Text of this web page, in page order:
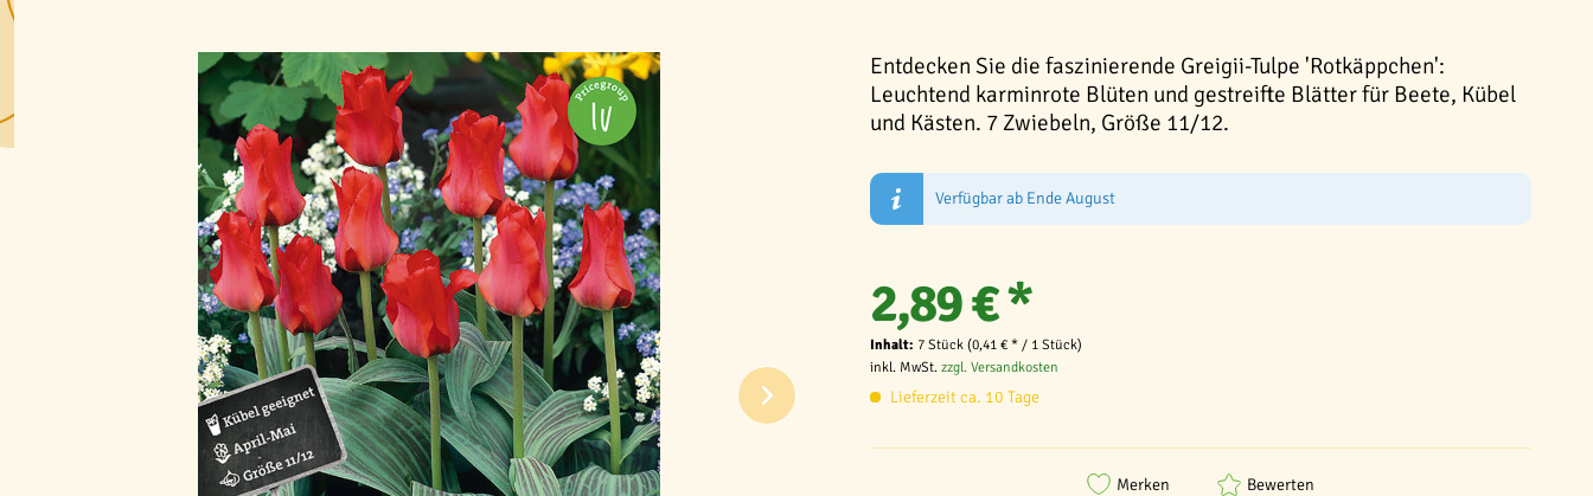
Entdecken Sie die faszinierende Greigii-Tulpe 'Rotkäppchen':
Leuchtend karminrote Blüten und gestreifte Blätter für Beete, Kübel
und Kästen. 7 Zwiebeln, Größe 11/12.
Verfügbar ab Ende August
2,89 € *
Inhalt: 7 Stück (0,41 € * / 1 Stück)
inkl. MwSt. zzgl. Versandkosten
Lieferzeit ca. 10 Tage
Merken Bewerten